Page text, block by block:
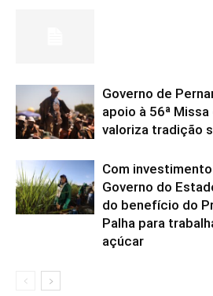
Governo de
apoio à 56ª
valoriza tradição
Com
Governo do
do benefício do
Palha para
açúcar